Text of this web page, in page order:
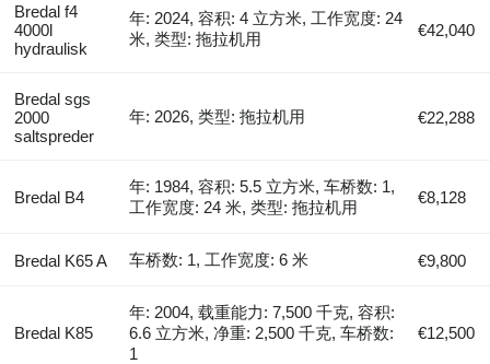
Bredal f4
4000l
hydraulisk
年: 2024, 容积: 4 立方米, 工作宽度: 24
米, 类型: 拖拉机用
€42,040
Bredal sgs
2000
saltspreder
年: 2026, 类型: 拖拉机用 €22,288
Bredal B4
年: 1984, 容积: 5.5 立方米, 车桥数: 1,
工作宽度: 24 米, 类型: 拖拉机用
€8,128
Bredal K65 A 车桥数: 1, 工作宽度: 6 米 €9,800
Bredal K85
年: 2004, 载重能力: 7,500 千克, 容积:
6.6 立方米, 净重: 2,500 千克, 车桥数:
1
€12,500